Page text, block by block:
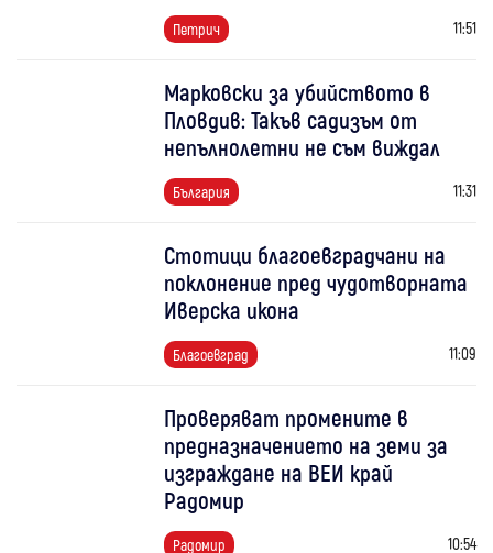
Петрич 11:51
Марковски за убийството в
Пловдив: Такъв садизъм от
непълнолетни не съм виждал
България 11:31
Стотици благоевградчани на
поклонение пред чудотворната
Иверска икона
Благоевград 11:09
Проверяват промените в
предназначението на земи за
изграждане на ВЕИ край
Радомир
Радомир 10:54